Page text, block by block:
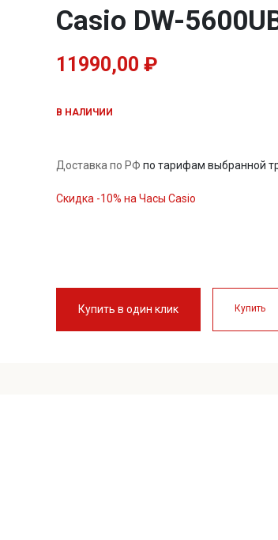
Casio DW-
11990,00 ₽
В НАЛИЧИИ
Доставка по РФ по тарифам выбранной
Скидка -10% на Часы Casio
Купить в один клик Купить